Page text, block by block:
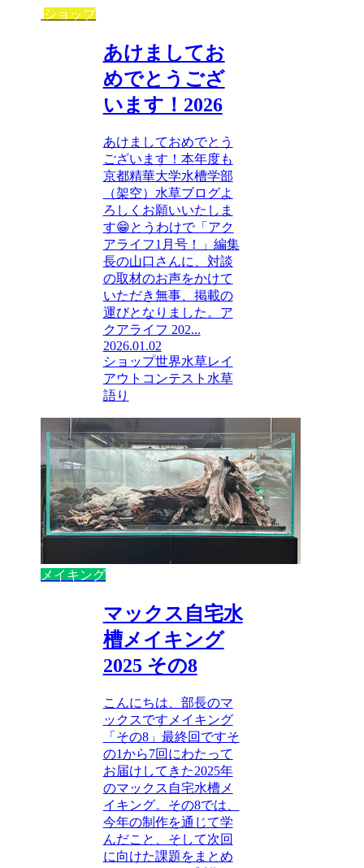
ショップ
あけましてお
めでとうござ
います！2026
あけましておめでとう
ございます！本年度も
京都精華大学水槽学部
（架空）水草ブログよ
ろしくお願いいたしま
す😁とうわけで「アク
アライフ1月号！」編集
長の山口さんに、対談
の取材のお声をかけて
いただき無事、掲載の
運びとなりました。ア
クアライフ 202...
2026.01.02
ショップ世界水草レイ
アウトコンテスト 水草
語り
メイキング
マックス自宅水
槽メイキング
2025 その8
こんにちは、部長のマ
ックスですメイキング
「その8」最終回ですそ
の1から7回にわたって
お届けしてきた2025年
のマックス自宅水槽メ
イキング。その8では、
今年の制作を通じて学
んだこと、そして次回
に向けた課題をまとめ